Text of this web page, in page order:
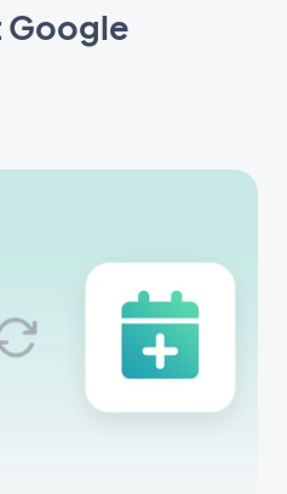
Google